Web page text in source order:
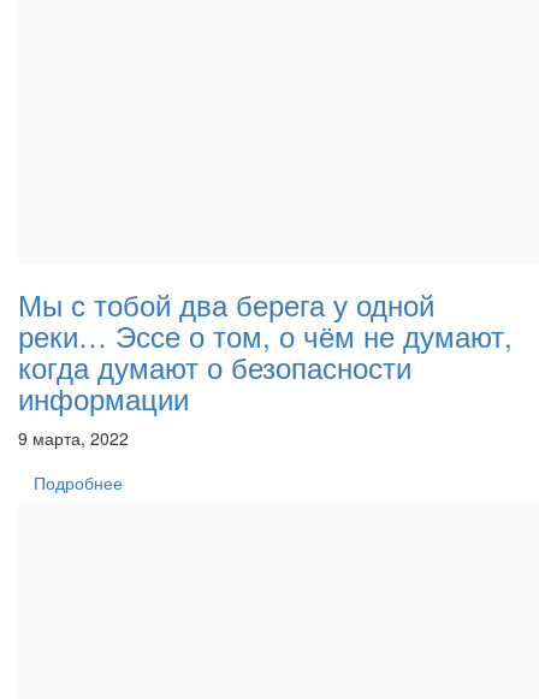
Мы с тобой два берега у одной
реки… Эссе о том, о чём не думают,
когда думают о безопасности
информации
9 марта, 2022
Подробнее